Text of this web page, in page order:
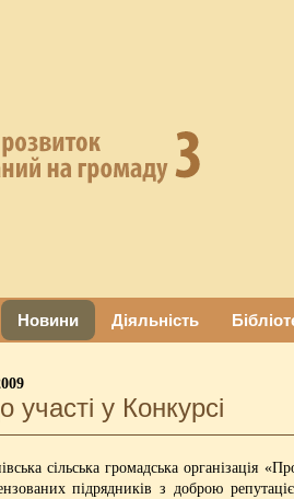
Новини Діяльність
у Конкурсі
сільська громадська
підрядників з доброю